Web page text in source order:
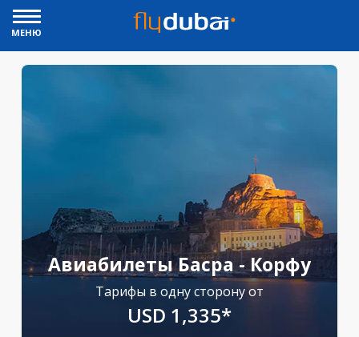
МЕНЮ
Авиабилеты Басра - Корфу
Тарифы в одну сторону от
USD 1,335*